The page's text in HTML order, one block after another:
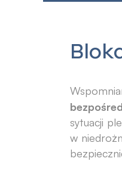
sytuacji
w